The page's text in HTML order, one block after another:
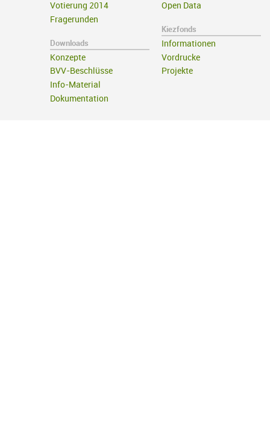
Votierung 2014
Fragerunden
Downloads
Konzepte
BVV-Beschlüsse
Info-Material
Dokumentation
Open Data
Kiezfonds
Informationen
Vordrucke
Projekte